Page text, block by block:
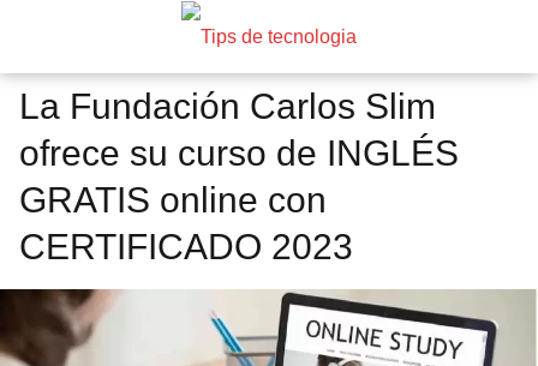
La Fundación Carlos Slim
ofrece su curso de INGLÉS
GRATIS online con
CERTIFICADO 2023